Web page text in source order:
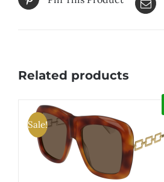
Related products
Sale!